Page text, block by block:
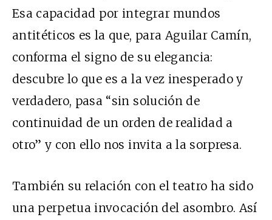
Esa capacidad por integrar mundos
antitéticos es la que, para Aguilar Camín,
conforma el signo de su elegancia:
descubre lo que es a la vez inesperado y
verdadero, pasa “sin solución de
continuidad de un orden de realidad a
otro” y con ello nos invita a la sorpresa.
También su relación con el teatro ha sido
una perpetua invocación del asombro. Así